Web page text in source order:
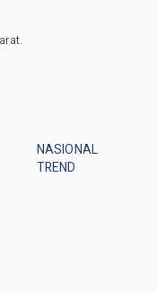
NASIONAL
TREND